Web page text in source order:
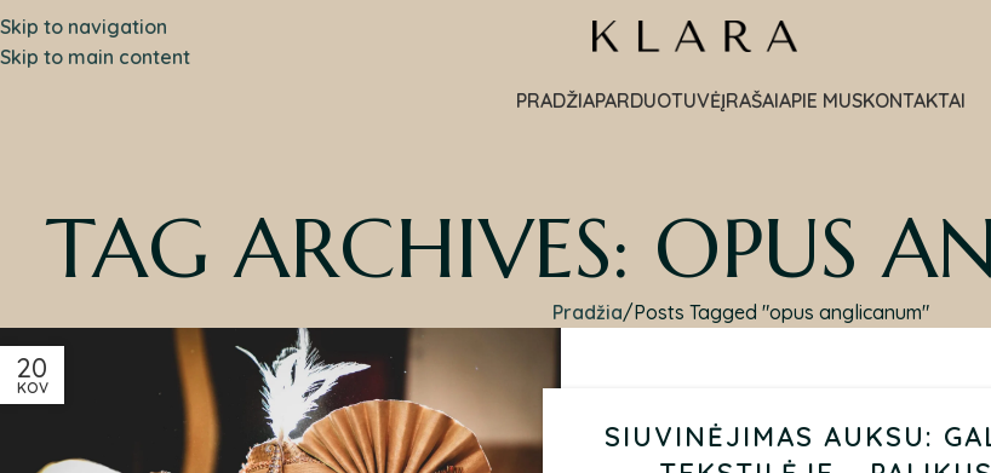
Skip to navigation
Skip to main content
PRADŽIAPARDUOTUVĖĮRAŠAIAPIE MUSKONTAKTAI
TAG ARCHIVES: OPUS
Pradžia Posts Tagged "opus anglicanum"
20
KOV
SIUVINĖJIMAS AUKSU: